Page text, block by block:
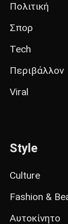
Πολιτική
Σπορ
Tech
Περιβάλλον
Viral
Style
Culture
Fashion &
Αυτοκίνητο